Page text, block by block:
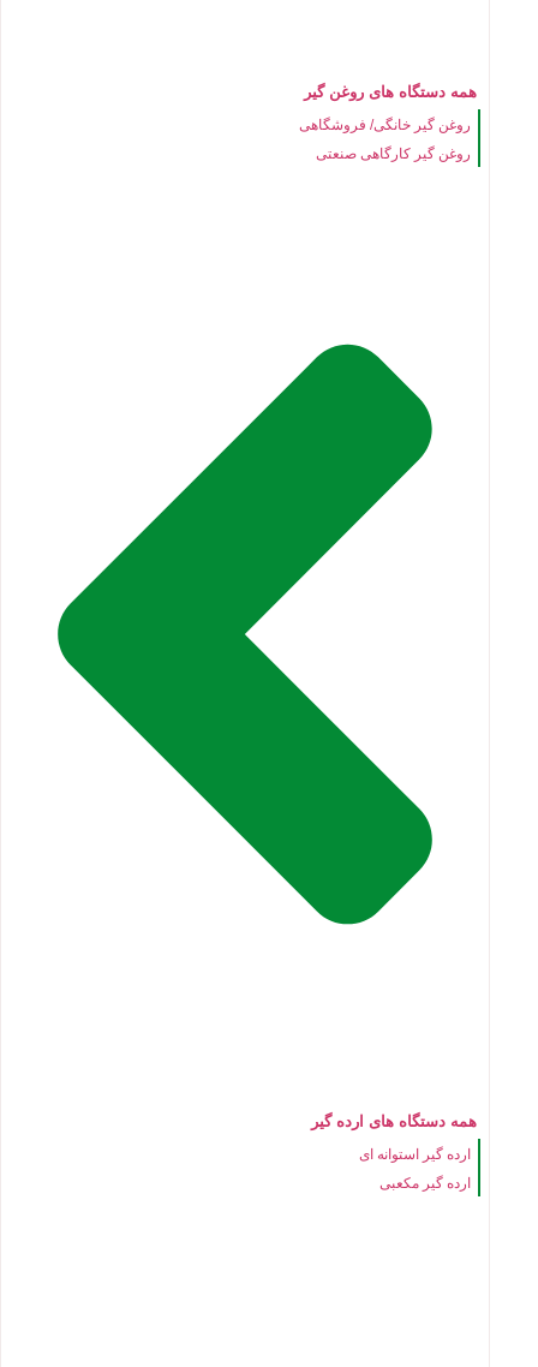
همه دستگاه های روغن گیر
روغن گیر خانگی/ فروشگاهی
روغن گیر کارگاهی صنعتی
همه دستگاه های ارده گیر
ارده گیر استوانه ای
ارده گیر مکعبی